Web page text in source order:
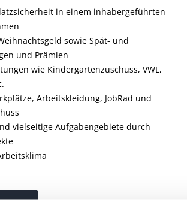
in einem inhabergeführten
sowie Spät- und
und Prämien
wie Kindergartenzuschuss, VWL,
Arbeitskleidung, JobRad und
vielseitige Aufgabengebiete durch